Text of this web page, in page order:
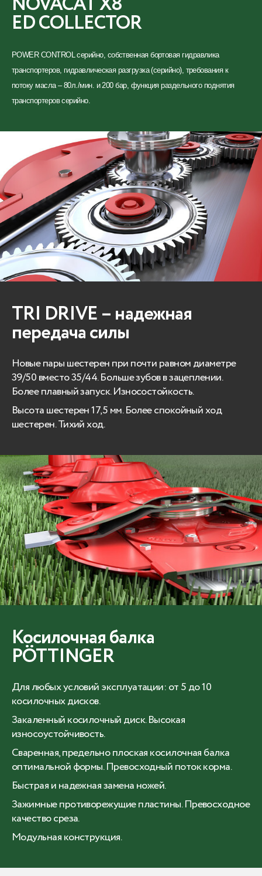
ED СOLLECTOR
POWER CONTROL серийно, собственная бортовая гидравлика
транспортеров, гидравлическая разгрузка (серийно), требования к
потоку масла – 80л./мин. и 200 бар, функция раздельного поднятия
транспортеров серийно.
TRI DRIVE – надежная
передача силы
Новые пары шестерен при почти равном диаметре
39/50 вместо 35/44. Больше зубов в зацеплении.
Более плавный запуск. Износостойкость.
Высота шестерен 17,5 мм. Более спокойный ход
шестерен. Тихий ход.
Косилочная балка
PÖTTINGER
Для любых условий эксплуатации: от 5 до 10
косилочных дисков.
Закаленный косилочный диск. Высокая
износоустойчивость.
Сваренная, предельно плоская косилочная балка
оптимальной формы. Превосходный поток корма.
Быстрая и надежная замена ножей.
Зажимные противорежущие пластины. Превосходное
качество среза.
Модульная конструкция.